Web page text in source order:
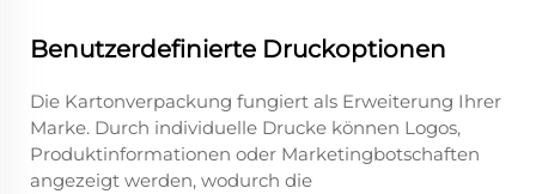
Benutzerdefinierte Druckoptionen
Die Kartonverpackung fungiert als Erweiterung Ihrer
Marke. Durch individuelle Drucke können Logos,
Produktinformationen oder Marketingbotschaften
angezeigt werden, wodurch die